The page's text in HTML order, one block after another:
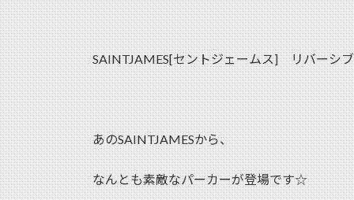
SAINTJAMES[セントジェームス] リバーシ
あのSAINTJAMESから、
なんとも素敵なパーカーが登場です☆